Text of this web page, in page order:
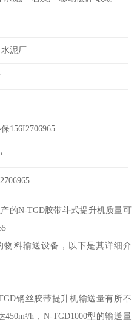
泥厂
156I2706965
的N-TGD胶带斗式提升机质量可
物料输送设备，以下是其详细介
钢丝胶带提升机输送量有所不
h，N-TGD1000型的输送量